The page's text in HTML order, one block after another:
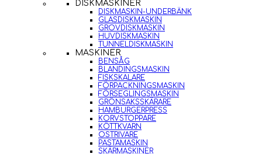
DISKMASKINER
DISKMASKIN-UNDERBÄNK
GLASDISKMASKIN
GROVDISKMASKIN
HUVDISKMASKIN
TUNNELDISKMASKIN
MASKINER
BENSÅG
BLANDINGSMASKIN
FISKSKALARE
FÖRPACKNINGSMASKIN
FÖRSEGLINGSMASKIN
GRÖNSAKSSKÄRARE
HAMBURGERPRESS
KORVSTOPPARE
KÖTTKVARN
OSTRIVARE
PASTAMASKIN
SKÄRMASKINER